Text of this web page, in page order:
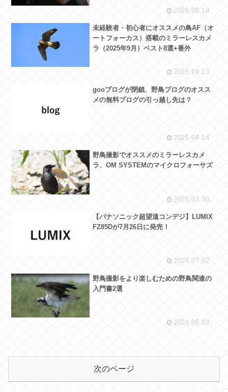
2025.09.19
未経験者・初心者にオススメの鳥AF（オ
ートフォーカス）搭載のミラーレスカメ
ラ（2025年9月）ベスト8選+番外
2025.09.13
gooブログが閉鎖、野鳥ブログのオスス
メの無料ブログの引っ越し先は？
2025.04.14
野鳥撮影でオススメのミラーレスカメ
ラ、OM SYSTEMのマイクロフォーサズ
2025.03.30
【パナソニック超望遠コンデジ】LUMIX
FZ85Dが7月26日に発売！
2024.07.02
野鳥撮影をより楽しむための野鳥関連の
入門書2選
2024.05.03
次のページ